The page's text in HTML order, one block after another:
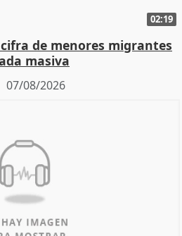
02:19
cifra de menores migrantes
masiva
07/08/2026